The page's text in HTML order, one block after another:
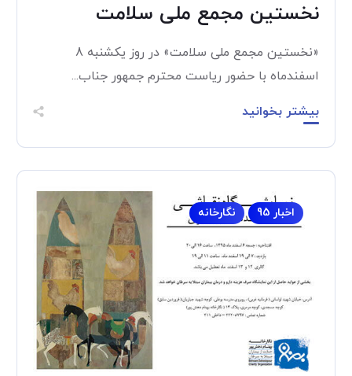
نخستین مجمع ملی سلامت
«نخستین مجمع ملی سلامت» در روز یکشنبه 8
اسفندماه با حضور ریاست محترم جمهور جناب...
بیشتر بخوانید
اخبار 95 نگارخانه